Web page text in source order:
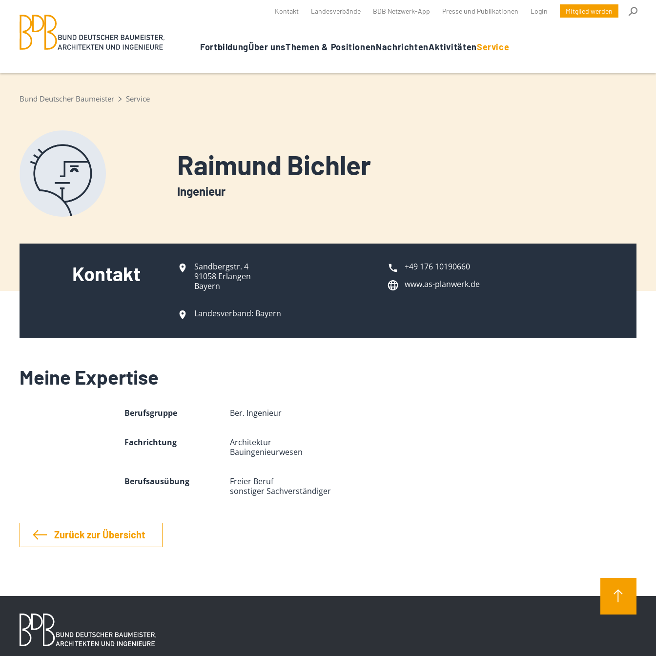
Kontakt Landesverbände BDB Netzwerk-App Presse und Publikationen Login Mitglied werden
FortbildungÜber unsThemen & PositionenNachrichtenAktivitätenService
Bund Deutscher Baumeister Service
Raimund Bichler
Ingenieur
Kontakt
Sandbergstr. 4
91058 Erlangen
Bayern
+49 176 10190660
www.as-planwerk.de
Landesverband: Bayern
Meine Expertise
Berufsgruppe Ber. Ingenieur
Fachrichtung
Architektur
Bauingenieurwesen
Berufsausübung
Freier Beruf
sonstiger Sachverständiger
Zurück zur Übersicht